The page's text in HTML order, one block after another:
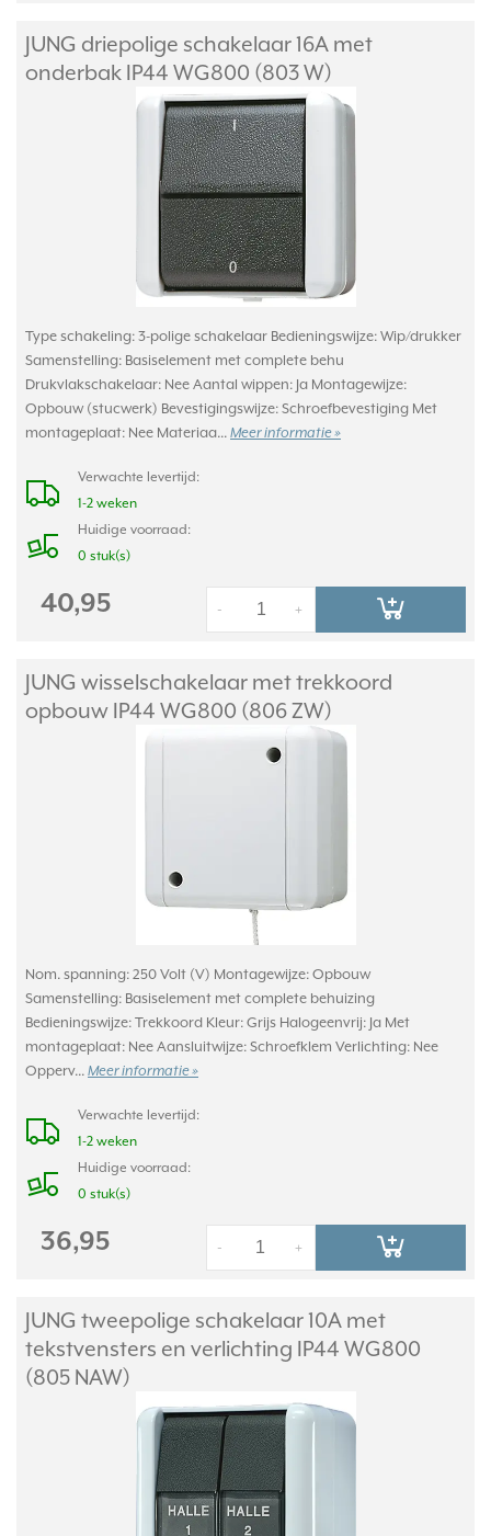
JUNG driepolige schakelaar 16A met
onderbak IP44 WG800 (803 W)
Type schakeling: 3-polige schakelaar Bedieningswijze: Wip/drukker
Samenstelling: Basiselement met complete behu
Drukvlakschakelaar: Nee Aantal wippen: Ja Montagewijze:
Opbouw (stucwerk) Bevestigingswijze: Schroefbevestiging Met
montageplaat: Nee Materiaa... Meer informatie »
Verwachte levertijd:
1-2 weken
Huidige voorraad:
0 stuk(s)
40,95 +
-
JUNG wisselschakelaar met trekkoord
opbouw IP44 WG800 (806 ZW)
Nom. spanning: 250 Volt (V) Montagewijze: Opbouw
Samenstelling: Basiselement met complete behuizing
Bedieningswijze: Trekkoord Kleur: Grijs Halogeenvrij: Ja Met
montageplaat: Nee Aansluitwijze: Schroefklem Verlichting: Nee
Opperv... Meer informatie »
Verwachte levertijd:
1-2 weken
Huidige voorraad:
0 stuk(s)
36,95 +
-
JUNG tweepolige schakelaar 10A met
tekstvensters en verlichting IP44 WG800
(805 NAW)